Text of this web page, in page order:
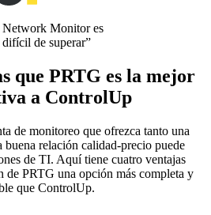
Network Monitor es
de superar”
que PRTG es la mejor
a ControlUp
de monitoreo que ofrezca tanto una
relación calidad-precio puede
de TI. Aquí tiene cuatro ventajas
de PRTG una opción más completa y
que ControlUp.